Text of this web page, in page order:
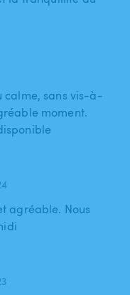
calme, sans vis-à-
moment.
agréable. Nous